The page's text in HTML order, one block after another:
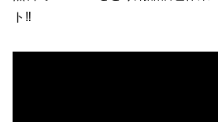
ト‼